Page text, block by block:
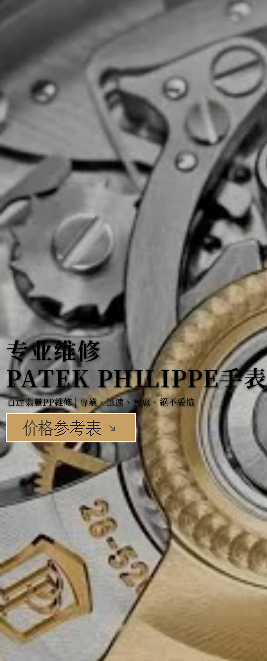
专业维修
PATEK PHILIPPE手表
专业维修
PATEK PHILIPPE手表
百达翡丽PP维修 | 专业、迅速、实惠、绝不妥协
百达翡丽PP维修 | 专业、迅速、实惠、绝不妥协
价格参考表